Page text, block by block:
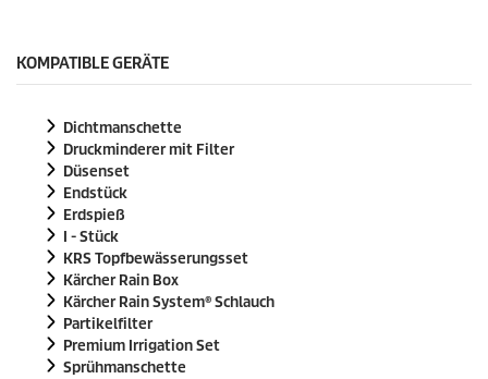
KOMPATIBLE GERÄTE
Dichtmanschette
Druckminderer mit Filter
Düsenset
Endstück
Erdspieß
I - Stück
KRS Topfbewässerungsset
Kärcher Rain Box
Kärcher Rain System® Schlauch
Partikelfilter
Premium Irrigation Set
Sprühmanschette